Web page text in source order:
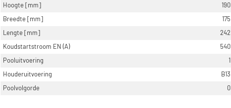
Hoogte [mm]
190
Breedte [mm]
175
Lengte [mm]
242
Koudstartstroom EN (A)
540
Pooluitvoering
1
Houderuitvoering
B13
Poolvolgorde
0